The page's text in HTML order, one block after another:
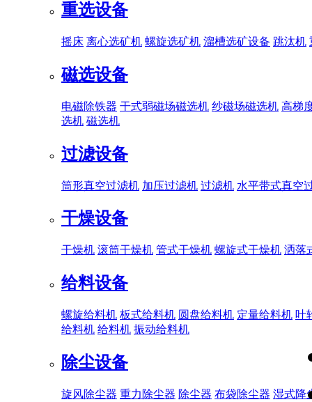
重选设备
摇床 离心选矿机 螺旋选矿机 溜槽选矿设备 跳汰机
磁选设备
电磁除铁器 干式弱磁场磁选机 纱磁场磁选机 高梯
选机 磁选机
过滤设备
筒形真空过滤机 加压过滤机 过滤机 水平带式真空
干燥设备
干燥机 滚筒干燥机 管式干燥机 螺旋式干燥机 洒落
给料设备
螺旋给料机 板式给料机 圆盘给料机 定量给料机 叶
给料机 给料机 振动给料机
除尘设备
旋风除尘器 重力除尘器 除尘器 布袋除尘器 湿式降